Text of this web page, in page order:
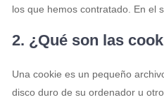
los que hemos contratado. En el
2. ¿Qué son las
Una cookie es un pequeño
disco duro de su ordenador u